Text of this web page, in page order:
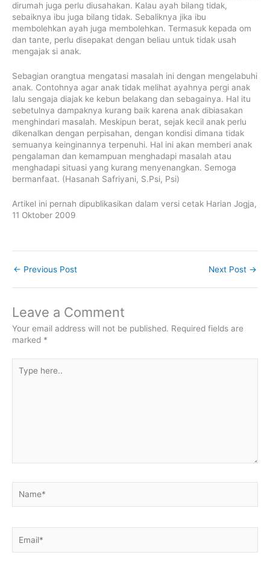
dirumah juga perlu diusahakan. Kalau ayah bilang tidak,
sebaiknya ibu juga bilang tidak. Sebaliknya jika ibu
membolehkan ayah juga membolehkan. Termasuk kepada om
dan tante, perlu disepakat dengan beliau untuk tidak usah
mengajak si anak.
Sebagian orangtua mengatasi masalah ini dengan mengelabuhi
anak. Contohnya agar anak tidak melihat ayahnya pergi anak
lalu sengaja diajak ke kebun belakang dan sebagainya. Hal itu
sebetulnya dampaknya kurang baik karena anak dibiasakan
menghindari masalah. Meskipun berat, sejak kecil anak perlu
dikenalkan dengan perpisahan, dengan kondisi dimana tidak
semuanya keinginannya terpenuhi. Hal ini akan memberi anak
pengalaman dan kemampuan menghadapi masalah atau
menghadapi situasi yang kurang menyenangkan. Semoga
bermanfaat. (Hasanah Safriyani, S.Psi, Psi)
Artikel ini pernah dipublikasikan dalam versi cetak Harian Jogja,
11 Oktober 2009
← Previous Post Next Post →
Leave a Comment
Your email address will not be published. Required fields are
marked *
here..